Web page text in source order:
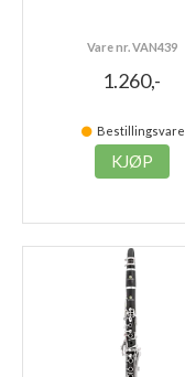
Vare nr. VAN439
1.260,-
Bestillingsvare
KJØP